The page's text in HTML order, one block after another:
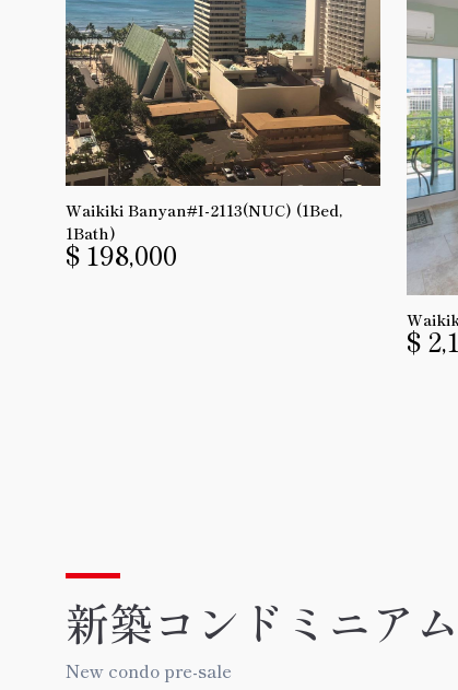
Waikiki Banyan#I-2113(NUC) (1Bed,
1Bath)
$ 198,000
$
新築コンドミニアム
New condo pre-sale